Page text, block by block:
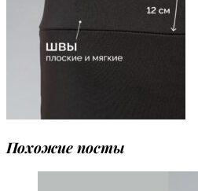
Похожие посты